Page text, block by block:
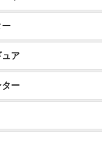
ー
ュア
ター